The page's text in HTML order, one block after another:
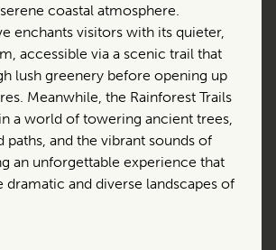
coastal atmosphere.
enchants visitors with its quieter,
accessible via a scenic trail that
lush greenery before opening up
Meanwhile, the Rainforest Trails
a world of towering ancient trees,
and the vibrant sounds of
an unforgettable experience that
dramatic and diverse landscapes of